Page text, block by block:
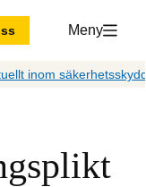
Meny
inom